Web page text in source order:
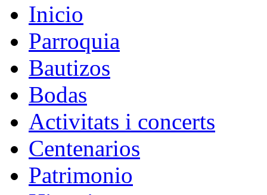
Inicio
Parroquia
Bautizos
Bodas
Activitats i concerts
Centenarios
Patrimonio